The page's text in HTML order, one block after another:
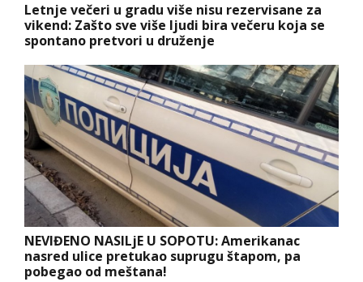
Letnje večeri u gradu više nisu rezervisane za
vikend: Zašto sve više ljudi bira večeru koja se
spontano pretvori u druženje
NEVIĐENO NASILjE U SOPOTU: Amerikanac
nasred ulice pretukao suprugu štapom, pa
pobegao od meštana!